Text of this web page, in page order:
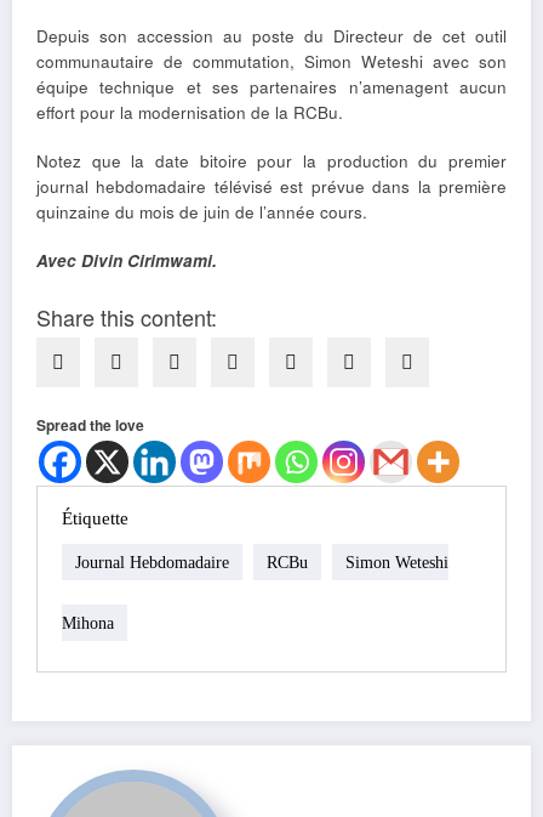
Depuis son accession au poste du Directeur de cet outil
communautaire de commutation, Simon Weteshi avec son
équipe technique et ses partenaires n’amenagent aucun
effort pour la modernisation de la RCBu.
Notez que la date bitoire pour la production du premier
journal hebdomadaire télévisé est prévue dans la première
quinzaine du mois de juin de l’année cours.
Avec Divin Cirimwami.
Share this content:
Spread the love
Étiquette
Journal Hebdomadaire RCBu Simon Weteshi
Mihona